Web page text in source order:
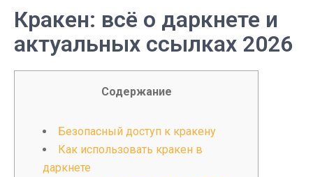
Кракен: всё о даркнете и
актуальных ссылках 2026
Содержание
Безопасный доступ к кракену
Как использовать кракен в
даркнете